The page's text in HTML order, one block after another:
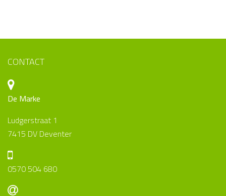
CONTACT
De Marke
Ludgerstraat 1
7415 DV Deventer
0570 504 680